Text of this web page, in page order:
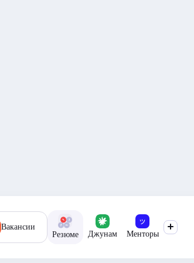
Вакансии
Резюме
Джунам Менторы